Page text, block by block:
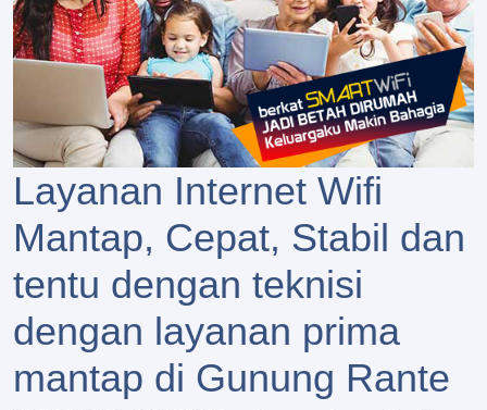
Layanan Internet Wifi
Mantap, Cepat, Stabil dan
tentu dengan teknisi
dengan layanan prima
mantap di Gunung Rante